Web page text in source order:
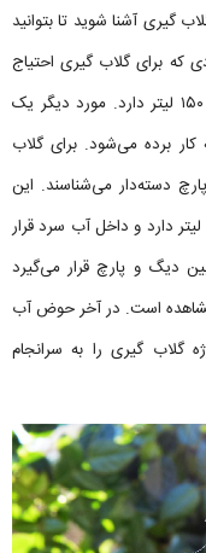
گیری آشنا شوید تا بتوانید
که برای گلاب گیری احتیاج
است یک دیگ مسی بوده که ظرفیتی بین ۱۲۰ تا ۱۵۰ لیتر دارد. مورد دیگر یک
برده می‌شود. برای گلاب
دسته‌دار می‌شناسند. این
پارچ از جنس مس بوده که ظرفیتی حدود ۳۰ تا ۴۰ لیتر دارد و داخل آب سرد قرار
دیگ و پارچ قرار می‌گیرد
است. در آخر حوض آب
گلاب گیری را به سرانجام